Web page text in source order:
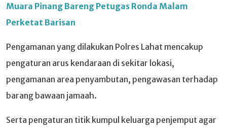
Muara Pinang Bareng Petugas Ronda Malam
Perketat Barisan
Pengamanan yang dilakukan Polres Lahat mencakup
pengaturan arus kendaraan di sekitar lokasi,
pengamanan area penyambutan, pengawasan terhadap
barang bawaan jamaah.
Serta pengaturan titik kumpul keluarga penjemput agar